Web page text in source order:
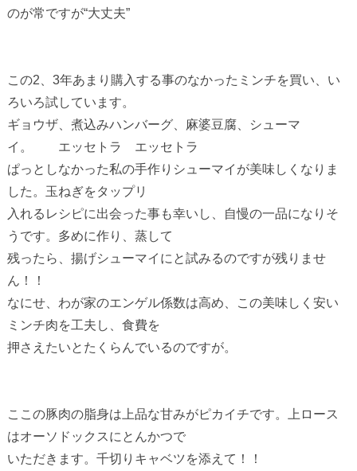
のが常ですが“大丈夫”
この2、3年あまり購入する事のなかったミンチを買い、い
ろいろ試しています。
ギョウザ、煮込みハンバーグ、麻婆豆腐、シューマ
イ。 エッセトラ エッセトラ
ぱっとしなかった私の手作りシューマイが美味しくなりま
した。玉ねぎをタップリ
入れるレシピに出会った事も幸いし、自慢の一品になりそ
うです。多めに作り、蒸して
残ったら、揚げシューマイにと試みるのですが残りませ
ん！！
なにせ、わが家のエンゲル係数は高め、この美味しく安い
ミンチ肉を工夫し、食費を
押さえたいとたくらんでいるのですが。
ここの豚肉の脂身は上品な甘みがピカイチです。上ロース
はオーソドックスにとんかつで
いただきます。千切りキャベツを添えて！！